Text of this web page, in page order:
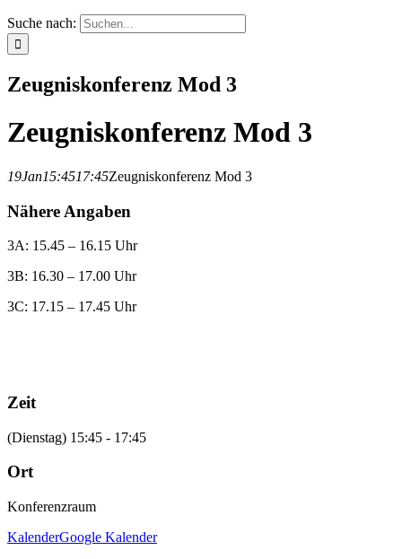
Suche nach:
Zeugniskonferenz Mod 3
Zeugniskonferenz Mod 3
19Jan15:4517:45Zeugniskonferenz Mod 3
Nähere Angaben
3A: 15.45 – 16.15 Uhr
3B: 16.30 – 17.00 Uhr
3C: 17.15 – 17.45 Uhr
Zeit
(Dienstag) 15:45 - 17:45
Ort
Konferenzraum
KalenderGoogle Kalender